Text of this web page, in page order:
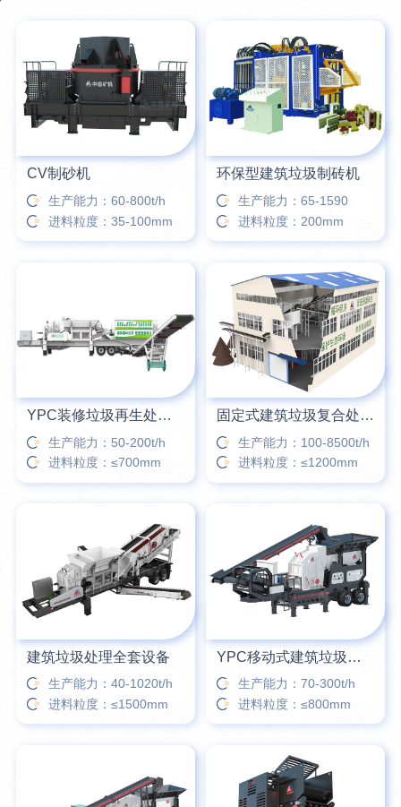
CV制砂机
生产能力：60-800t/h
进料粒度：35-100mm
环保型建筑垃圾制砖机
生产能力：65-1590
进料粒度：200mm
YPC装修垃圾再生处理设备
生产能力：50-200t/h
进料粒度：≤700mm
固定式建筑垃圾复合处理站
生产能力：100-8500t/h
进料粒度：≤1200mm
建筑垃圾处理全套设备
生产能力：40-1020t/h
进料粒度：≤1500mm
YPC移动式建筑垃圾破碎筛分站
生产能力：70-300t/h
进料粒度：≤800mm